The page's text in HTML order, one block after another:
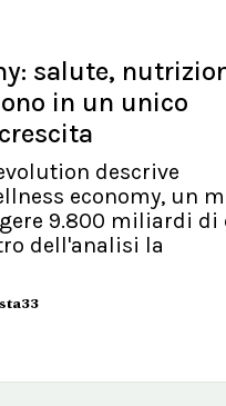
salute,
in un unico
descrive
economy, un
9.800 miliardi di
dell'analisi la